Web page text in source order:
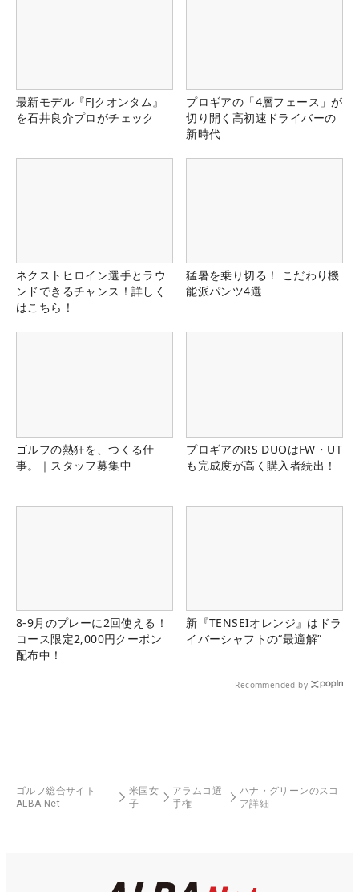
最新モデル『FJクオンタム』
を石井良介プロがチェック
プロギアの「4層フェース」が
切り開く高初速ドライバーの
新時代
ネクストヒロイン選手とラウ
ンドできるチャンス！詳しく
はこちら！
猛暑を乗り切る！ こだわり機
能派パンツ4選
ゴルフの熱狂を、つくる仕
事。｜スタッフ募集中
プロギアのRS DUOはFW・UT
も完成度が高く購入者続出！
8-9月のプレーに2回使える！
コース限定2,000円クーポン
配布中！
新『TENSEIオレンジ』はドラ
イバーシャフトの“最適解”
Recommended by
ゴルフ総合サイト
ALBA Net
米国女
子
アラムコ選
手権
ハナ・グリーンのスコ
ア詳細